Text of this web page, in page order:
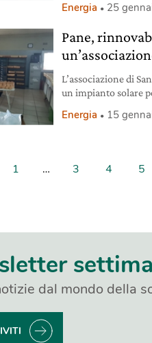
Energia 25
Pane,
L’associazione di
un impianto solare
Energia 15
1 … 3 4 5
dal mondo della